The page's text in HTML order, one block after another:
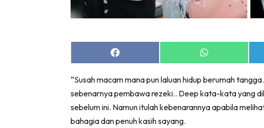
Share
on
Share
on
“Susah macam mana pun laluan hidup berumah
sebenarnya pembawa rezeki.. Deep kata-kata yang
sebelum ini. Namun itulah kebenarannya apabila
bahagia dan penuh kasih sayang.